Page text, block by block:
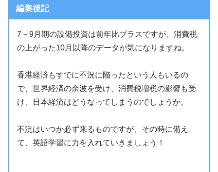
編集後記
7－9月期の設備投資は前年比プラスですが、消費税
の上がった10月以降のデータが気になりますね。
香港経済もすでに不況に陥ったという人もいるの
で、世界経済の余波を受け、消費税増税の影響も受
け、日本経済はどうなってしまうのでしょうか。
不況はいつか必ず来るものですが、その時に備え
て、英語学習に力を入れていきましょう！